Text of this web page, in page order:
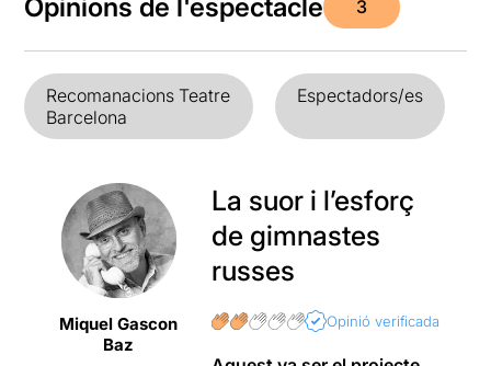
Opinions de l'espectacle 3
Recomanacions Teatre
Barcelona
Espectadors/es
Miquel Gascon
Baz
La suor i l’esforç
de gimnastes
russes
Opinió verificada